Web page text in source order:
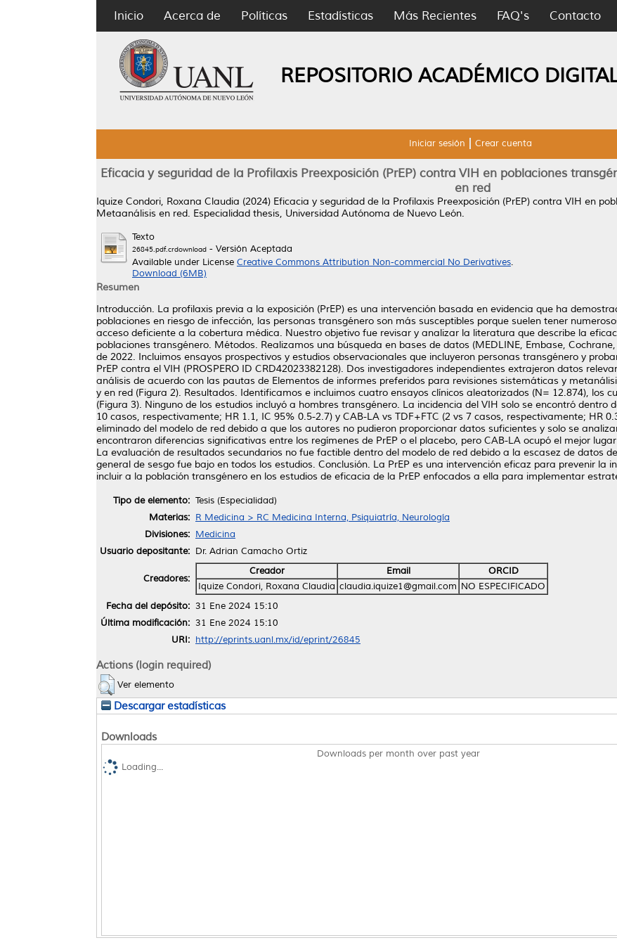
Inicio Acerca de Políticas Estadísticas Más Recientes FAQ's Contacto
REPOSITORIO ACADÉMICO
Iniciar sesión Crear cuenta
Eficacia y seguridad de la Profilaxis Preexposición (PrEP) contra VIH en poblaciones
en red
Iquize Condori, Roxana Claudia (2024) Eficacia y seguridad de la Profilaxis Preexposición (PrEP) contra VIH en
Metaanálisis en red. Especialidad thesis, Universidad Autónoma de Nuevo León.
Texto
26845.pdf.crdownload - Versión Aceptada
Available under License Creative Commons Attribution Non-commercial No Derivatives.
Download (6MB)
Resumen
Introducción. La profilaxis previa a la exposición (PrEP) es una intervención basada en evidencia que ha
poblaciones en riesgo de infección, las personas transgénero son más susceptibles porque suelen tener
acceso deficiente a la cobertura médica. Nuestro objetivo fue revisar y analizar la literatura que describe la
poblaciones transgénero. Métodos. Realizamos una búsqueda en bases de datos (MEDLINE, Embase,
de 2022. Incluimos ensayos prospectivos y estudios observacionales que incluyeron personas transgénero y
PrEP contra el VIH (PROSPERO ID CRD42023382128). Dos investigadores independientes extrajeron datos
análisis de acuerdo con las pautas de Elementos de informes preferidos para revisiones sistemáticas y
y en red (Figura 2). Resultados. Identificamos e incluimos cuatro ensayos clínicos aleatorizados (N= 12.874), los
(Figura 3). Ninguno de los estudios incluyó a hombres transgénero. La incidencia del VIH solo se encontró dentro
10 casos, respectivamente; HR 1.1, IC 95% 0.5-2.7) y CAB-LA vs TDF+FTC (2 vs 7 casos, respectivamente; HR
eliminado del modelo de red debido a que los autores no pudieron proporcionar datos suficientes y solo se
encontraron diferencias significativas entre los regímenes de PrEP o el placebo, pero CAB-LA ocupó el mejor
La evaluación de resultados secundarios no fue factible dentro del modelo de red debido a la escasez de datos
general de sesgo fue bajo en todos los estudios. Conclusión. La PrEP es una intervención eficaz para prevenir la
incluir a la población transgénero en los estudios de eficacia de la PrEP enfocados a ella para implementar
Tipo de elemento: Tesis (Especialidad)
Materias: R Medicina > RC Medicina Interna, Psiquiatría, Neurología
Divisiones: Medicina
Usuario depositante: Dr. Adrian Camacho Ortiz
Creadores:
Creador Email
ORCID
Iquize Condori, Roxana Claudia claudia.iquize1@gmail.com NO ESPECIFICADO
Fecha del depósito: 31 Ene 2024 15:10
Última modificación: 31 Ene 2024 15:10
URI: http://eprints.uanl.mx/id/eprint/26845
Actions (login required)
Ver elemento
Descargar estadísticas
Downloads
Downloads per month over past year
Loading...